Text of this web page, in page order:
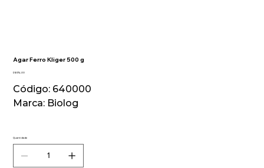
Agar Ferro Kliger 500 g
Preço
R$ 574,00
Código: 640000
Marca: Biolog
Quantidade